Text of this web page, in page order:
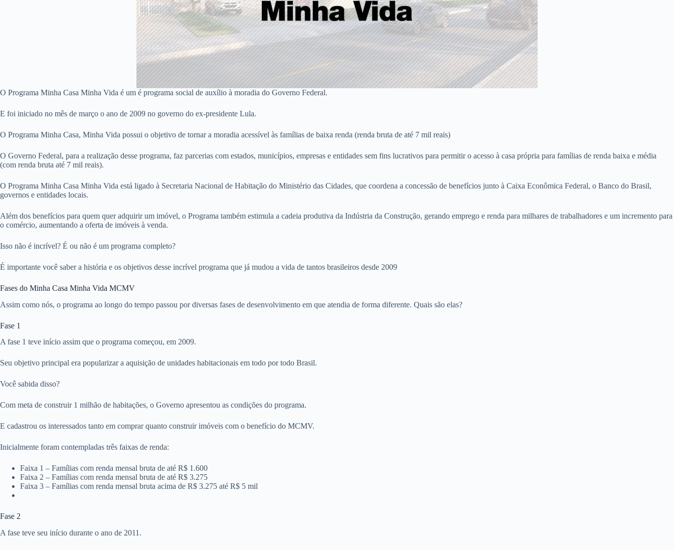
O Programa Minha Casa Minha Vida é um é programa social de auxílio à moradia do Governo Federal.
E foi iniciado no mês de março o ano de 2009 no governo do ex-presidente Lula.
O Programa Minha Casa, Minha Vida possui o objetivo de tornar a moradia acessível às famílias de baixa renda (renda bruta de até 7 mil reais)
O Governo Federal, para a realização desse programa, faz parcerias com estados, municípios, empresas e entidades sem fins lucrativos para permitir o acesso à casa própria para famílias de renda baixa e média
(com renda bruta até 7 mil reais).
O Programa Minha Casa Minha Vida está ligado à Secretaria Nacional de Habitação do Ministério das Cidades, que coordena a concessão de benefícios junto à Caixa Econômica Federal, o Banco do Brasil,
governos e entidades locais.
Além dos benefícios para quem quer adquirir um imóvel, o Programa também estimula a cadeia produtiva da Indústria da Construção, gerando emprego e renda para milhares de trabalhadores e um incremento para
o comércio, aumentando a oferta de imóveis à venda.
Isso não é incrível? É ou não é um programa completo?
É importante você saber a história e os objetivos desse incrível programa que já mudou a vida de tantos brasileiros desde 2009
Fases do Minha Casa Minha Vida MCMV
Assim como nós, o programa ao longo do tempo passou por diversas fases de desenvolvimento em que atendia de forma diferente. Quais são elas?
Fase 1
A fase 1 teve início assim que o programa começou, em 2009.
Seu objetivo principal era popularizar a aquisição de unidades habitacionais em todo por todo Brasil.
Você sabida disso?
Com meta de construir 1 milhão de habitações, o Governo apresentou as condições do programa.
E cadastrou os interessados tanto em comprar quanto construir imóveis com o benefício do MCMV.
Inicialmente foram contempladas três faixas de renda:
Faixa 1 – Famílias com renda mensal bruta de até R$ 1.600
Faixa 2 – Famílias com renda mensal bruta de até R$ 3.275
Faixa 3 – Famílias com renda mensal bruta acima de R$ 3.275 até R$ 5 mil
Fase 2
A fase teve seu início durante o ano de 2011.